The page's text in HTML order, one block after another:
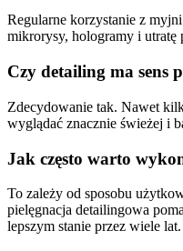
Regularne korzystanie z
mikrorysy, hologramy i utratę
Czy detailing ma sens
Zdecydowanie tak. Nawet
wyglądać znacznie świeżej i
Jak często warto
To zależy od sposobu
pielęgnacja detailingowa
lepszym stanie przez wiele lat.